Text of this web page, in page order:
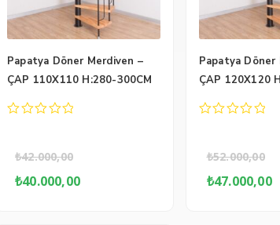
Papatya Döner Merdiven –
ÇAP 110X110 H:280-300CM
₺42.000,00
Orijinal
fiyat:
₺40.000,00Şu
andaki
Papatya Döner
ÇAP 120X120
₺52.000,00
Orijinal
fiyat:
₺47.000,00